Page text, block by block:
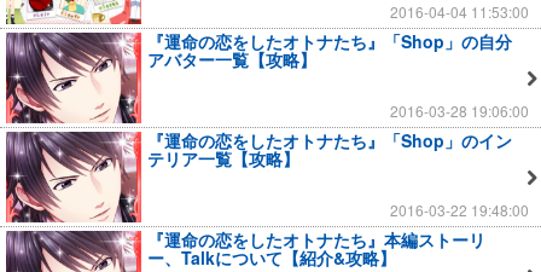
2016-04-04 11:53:00
『運命の恋をしたオトナたち』「Shop」の自分
アバター一覧【攻略】
2016-03-28 19:06:00
『運命の恋をしたオトナたち』「Shop」のイン
テリア一覧【攻略】
2016-03-22 19:48:00
『運命の恋をしたオトナたち』本編ストーリ
ー、Talkについて【紹介&攻略】